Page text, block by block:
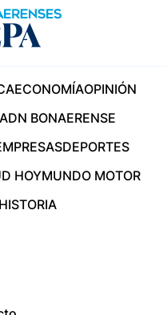
ECONOMÍAOPINIÓN
BONAERENSE
DEPORTES
HOYMUNDO MOTOR